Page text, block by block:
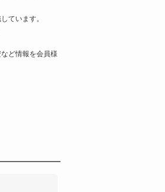
ています。
ど情報を会員様